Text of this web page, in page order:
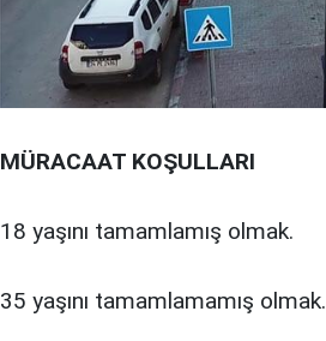
MÜRACAAT KOŞULLARI
18 yaşını tamamlamış olmak.
35 yaşını tamamlamamış olmak.